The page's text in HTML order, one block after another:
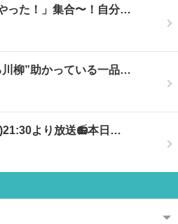
った！」集合〜！自分…
柳”助かっている一品…
)21:30より放送📻本日…